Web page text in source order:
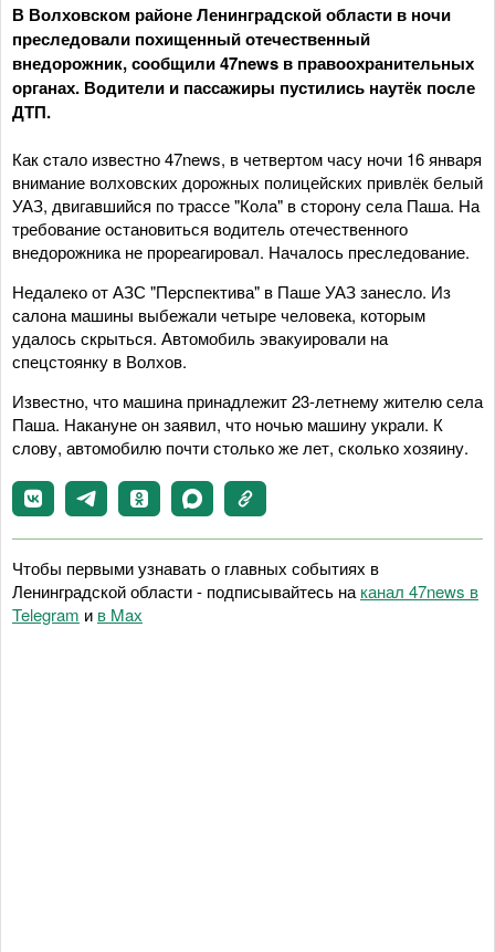
В Волховском районе Ленинградской области в ночи
преследовали похищенный отечественный
внедорожник, сообщили 47news в правоохранительных
органах. Водители и пассажиры пустились наутёк после
ДТП.
Как cтало известно 47news, в четвертом часу ночи 16 января
внимание волховских дорожных полицейских привлёк белый
УАЗ, двигавшийся по трассе "Кола" в сторону села Паша. На
требование остановиться водитель отечественного
внедорожника не прореагировал. Началось преследование.
Недалеко от АЗС "Перспектива" в Паше УАЗ занесло. Из
салона машины выбежали четыре человека, которым
удалось скрыться. Автомобиль эвакуировали на
спецстоянку в Волхов.
Известно, что машина принадлежит 23-летнему жителю села
Паша. Накануне он заявил, что ночью машину украли. К
слову, автомобилю почти столько же лет, сколько хозяину.
Чтобы первыми узнавать о главных событиях в
Ленинградской области - подписывайтесь на канал 47news в
Telegram и в Maх